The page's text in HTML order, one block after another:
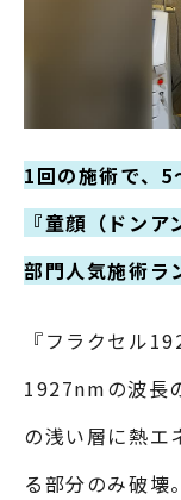
1回の施術で、5
『童顔（ドン
部門人気施術ラ
『フラクセル
1927nmの波長
の浅い層に熱エ
る部分のみ破壊